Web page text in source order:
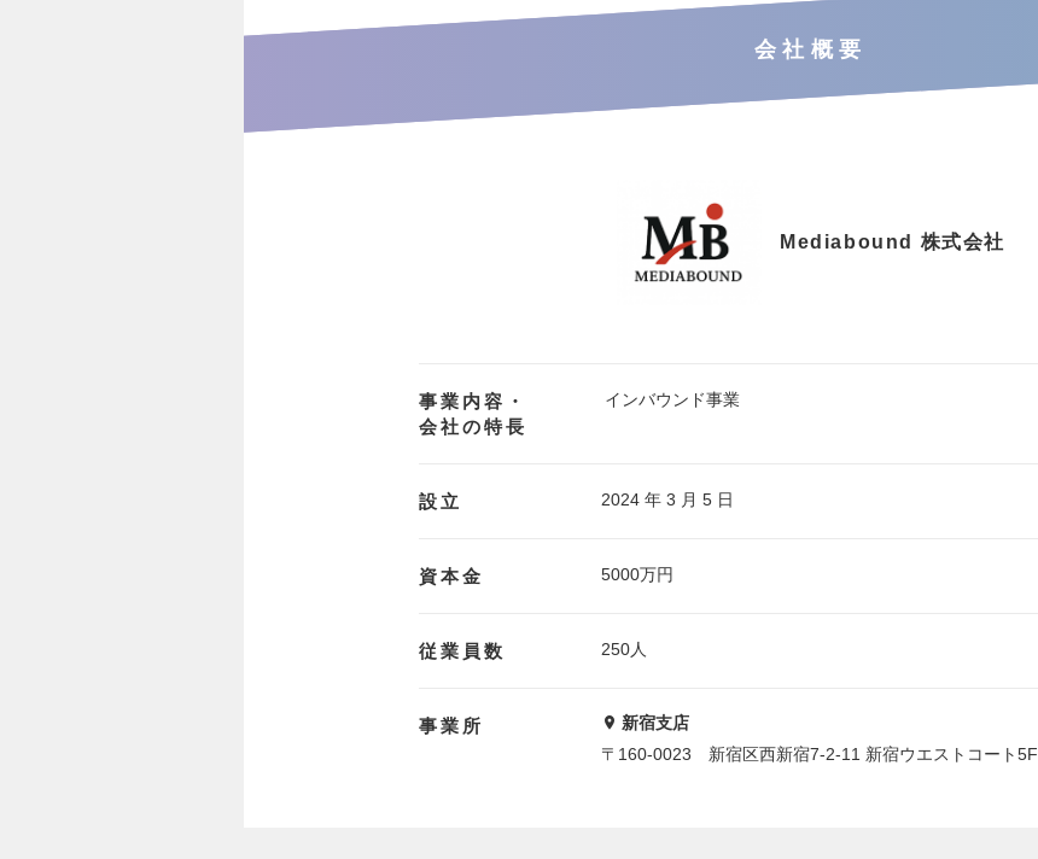
会社概要
Mediabound 株式会社
事業内容・
会社の特長
インバウンド事業
設立 2024 年 3 月 5 日
資本金 5000万円
従業員数 250人
事業所
新宿支店
〒160-0023 新宿区西新宿7-2-11 新宿ウエストコート5F